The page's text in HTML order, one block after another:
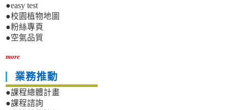
●easy test
●校園植物地圖
●粉絲專頁
●空氣品質
more
業務推動
●課程總體計畫
●課程諮詢